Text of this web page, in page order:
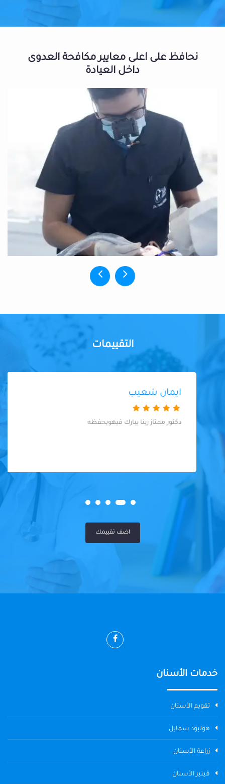
نحافظ على اعلى معايير مكافحة العدوى
داخل العيادة
التقييمات
ايمان شعيب
دكتور ممتاز ربنا يبارك فيهويحفظه
اضف تقييمك
خدمات الأسنان
تقويم الأسنان
هوليود سمايل
زراعة الأسنان
ڤينير الأسنان